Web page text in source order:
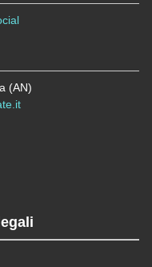
(AN)